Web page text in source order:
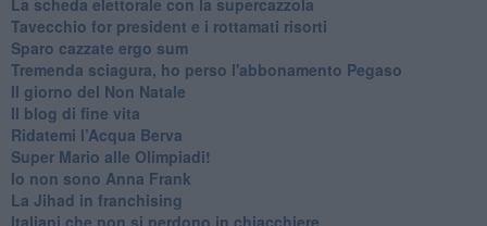
Tavecchio for president e i rottamati risorti
Sparo cazzate ergo sum
Tremenda sciagura, ho perso l'abbonamento Pegaso
Il giorno del Non Natale
Il blog di fine vita
​Ridatemi l’Acqua Berva
Super Mario alle Olimpiadi!
Io non sono Anna Frank
​La Jihad in franchising
Italiani che non si perdono in chiacchiere